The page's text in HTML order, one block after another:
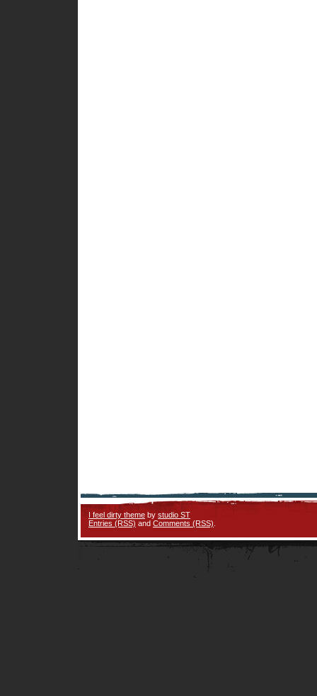
I feel dirty theme by studio ST
Entries (RSS) and Comments (RSS)